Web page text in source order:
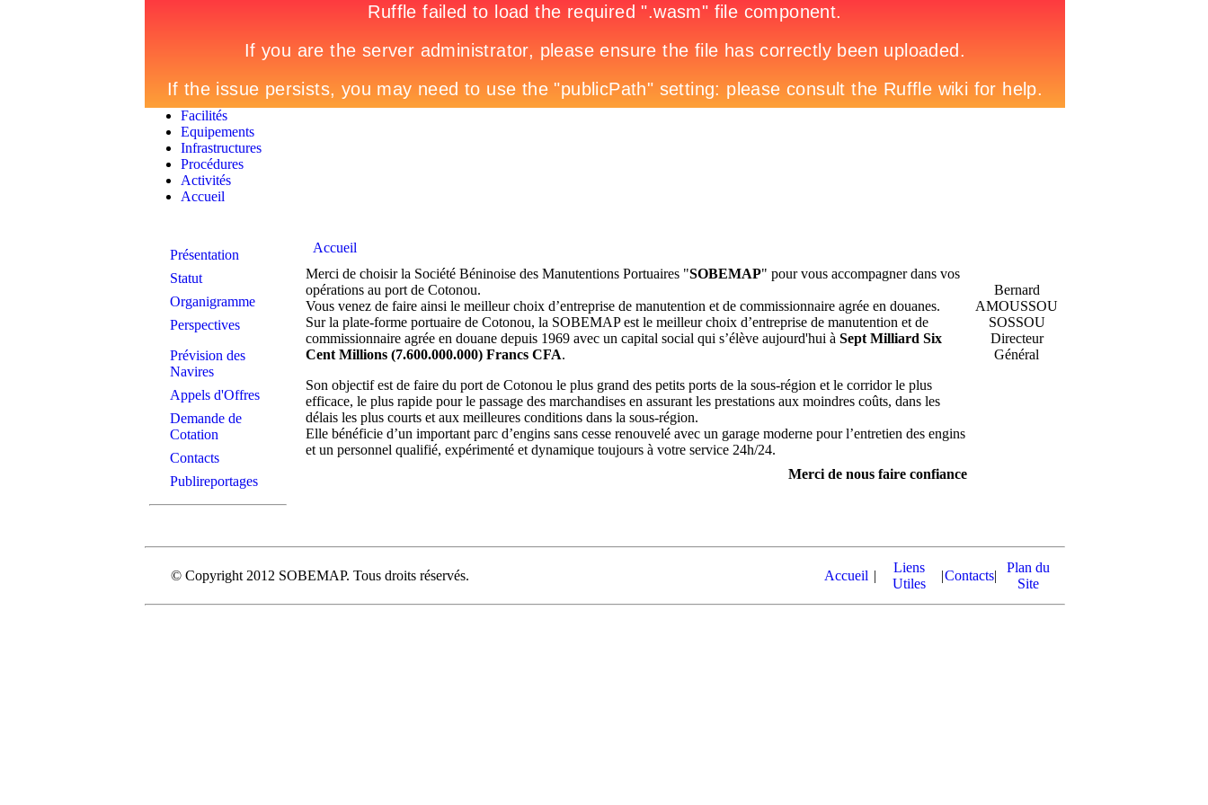
Facilités
Equipements
Infrastructures
Procédures
Activités
Accueil
Présentation
Statut
Organigramme
Perspectives
Prévision des
Navires
Appels d'Offres
Demande de
Cotation
Contacts
Publireportages
Accueil
Merci de choisir la Société Béninoise des Manutentions Portuaires "SOBEMAP" pour vous accompagner dans vos
opérations au port de Cotonou.
Vous venez de faire ainsi le meilleur choix d’entreprise de manutention et de commissionnaire agrée en douanes.
Sur la plate-forme portuaire de Cotonou, la SOBEMAP est le meilleur choix d’entreprise de manutention et de
commissionnaire agrée en douane depuis 1969 avec un capital social qui s’élève aujourd'hui à Sept Milliard Six
Cent Millions (7.600.000.000) Francs CFA.
Son objectif est de faire du port de Cotonou le plus grand des petits ports de la sous-région et le corridor le plus
efficace, le plus rapide pour le passage des marchandises en assurant les prestations aux moindres coûts, dans les
délais les plus courts et aux meilleures conditions dans la sous-région.
Elle bénéficie d’un important parc d’engins sans cesse renouvelé avec un garage moderne pour l’entretien des engins
et un personnel qualifié, expérimenté et dynamique toujours à votre service 24h/24.
Bernard
AMOUSSOU
SOSSOU
Directeur
Général
Merci de nous faire confiance
© Copyright 2012 SOBEMAP. Tous droits réservés. Accueil |
Liens
Utiles
|Contacts|
Plan du
Site